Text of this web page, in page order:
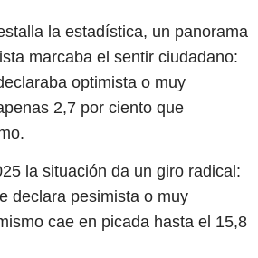
la estadística, un panorama
marcaba el sentir ciudadano:
optimista o muy
2,7 por ciento que
la situación da un giro radical:
declara pesimista o muy
cae en picada hasta el 15,8